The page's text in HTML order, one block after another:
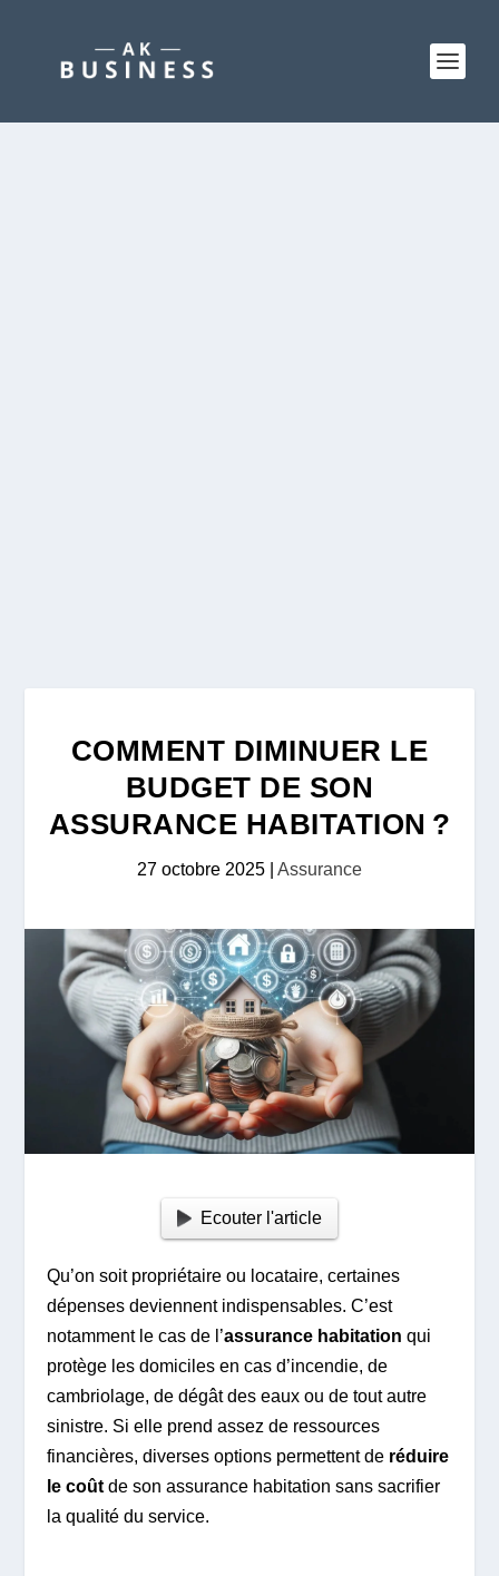
COMMENT DIMINUER LE
BUDGET DE SON
ASSURANCE HABITATION ?
27 octobre 2025 Assurance
Ecouter l'article
Qu’on soit propriétaire ou locataire, certaines
dépenses deviennent indispensables. C’est
notamment le cas de l’assurance habitation qui
protège les domiciles en cas d’incendie, de
cambriolage, de dégât des eaux ou de tout autre
sinistre. Si elle prend assez de ressources
financières, diverses options permettent de réduire
le coût de son assurance habitation sans sacrifier
la qualité du service.